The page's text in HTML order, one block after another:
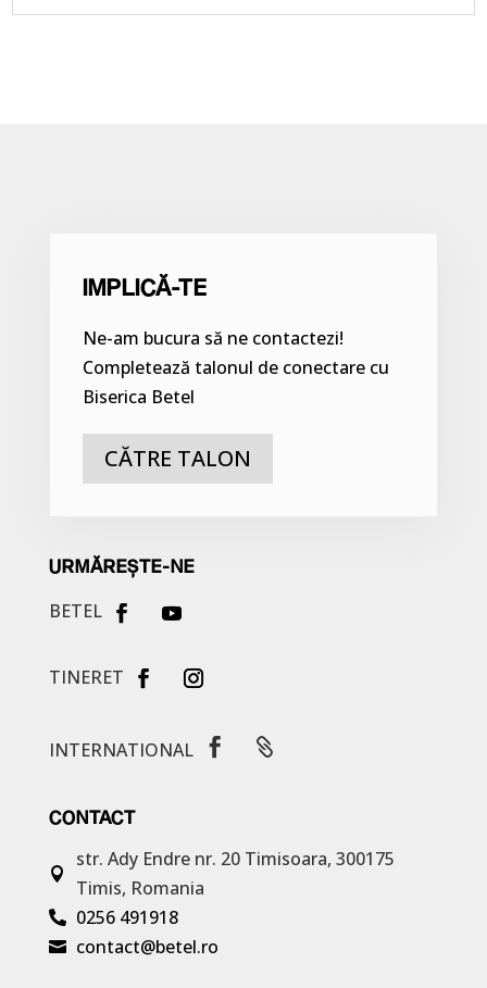
IMPLICĂ-TE
Ne-am bucura să ne contactezi!
Completează talonul de conectare cu
Biserica Betel
CĂTRE TALON
URMĂREȘTE-NE
BETEL
TINERET
INTERNATIONAL  
CONTACT

str. Ady Endre nr. 20 Timisoara, 300175
Timis, Romania
 0256 491918
 contact@betel.ro